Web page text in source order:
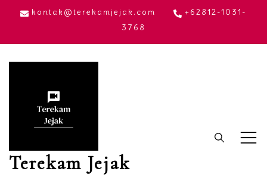
Skip
content
kontak@terekamjejak.com
+62812-1031-
3768
Terekam Jejak